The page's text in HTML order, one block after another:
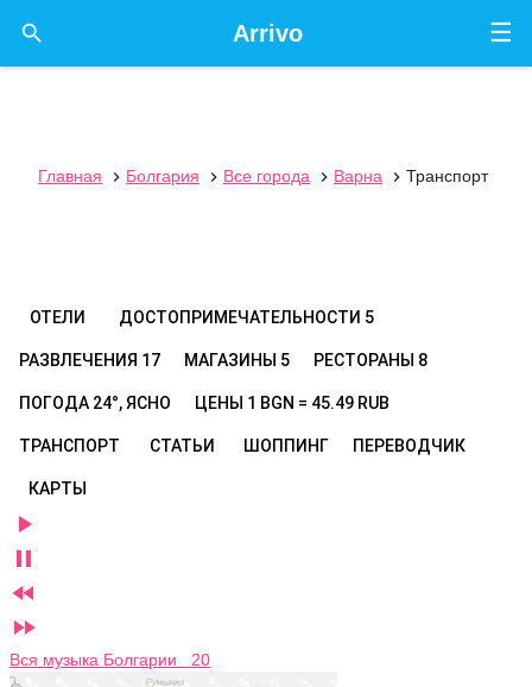
☰
Arrivo

Главная  Болгария  Все города  Варна  Транспорт
ОТЕЛИ ДОСТОПРИМЕЧАТЕЛЬНОСТИ 5
РАЗВЛЕЧЕНИЯ 17 МАГАЗИНЫ 5 РЕСТОРАНЫ 8
ПОГОДА 24°, ЯСНО ЦЕНЫ 1 BGN = 45.49 RUB
ТРАНСПОРТ СТАТЬИ ШОППИНГ ПЕРЕВОДЧИК
КАРТЫ




Вся музыка Болгарии 20